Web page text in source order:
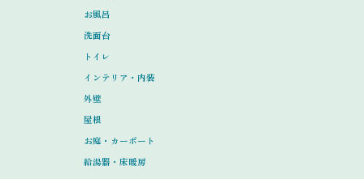
お風呂
洗面台
トイレ
インテリア・内装
外壁
屋根
お庭・カーポート
給湯器・床暖房